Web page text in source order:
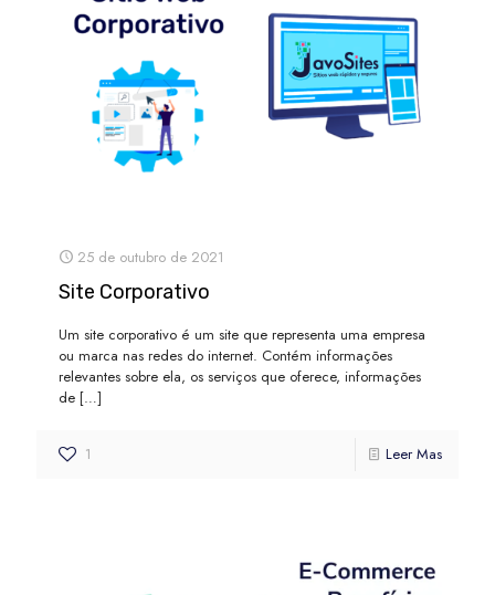
25 de outubro de 2021
Site Corporativo
Um site corporativo é um site que representa uma empresa
ou marca nas redes do internet. Contém informações
relevantes sobre ela, os serviços que oferece, informações
de […]
1 Leer Mas